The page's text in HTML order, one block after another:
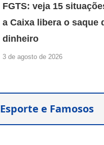
FGTS: veja 15
a Caixa libera o saque
dinheiro
3 de agosto de 2026
Esporte e Famosos